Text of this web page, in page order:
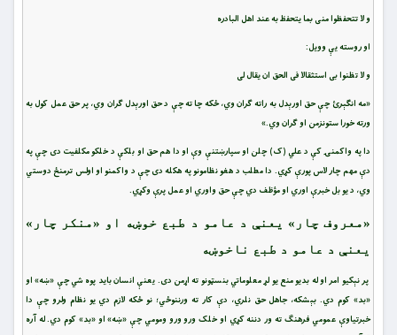
و لا تتحفظوا منى بما يتحفظ به عند اهل البادره
او روسته یې وویل:
و لا تظنوا بى استثقالا فى الحق ان يقال لى
«مه انګېرئ چې حق اورېدل به راته ګران وي، ځکه چا ته چې د حق اورېدل ګران وي، پر حق عمل کول به
ورته خورا ستونزمن او ګران وي.»
دا په واکمنۍ کې د علي (ک) چلن او سپارښتنې وې او دا هم حق او بلکې د خلکو مکلفیت دی چې په
دې مهم چار لاس پورې کړي. دا مطلب د هغو نظامونو په هکله دی چې د واکمنو او اولس ترمنځ دوستي
وي، د یو بل خبرې اوري او مؤظف دي چې حق واوري او عمل پرې وکړي.
«معروف چار» یعنې د عامو د طبع خوښه او «منکر چار»
یعنې د عامو د طبع ناخوښه
پر نېکیو امر او له بدیو منع یو لړ معلوماتي بنسټونو ته اړمن دی. یعنې انسان باید پوه شي چې «ښه» او
«بد» کوم دي. بېشکه، جاهل حق نلري، دې کار ته ورننوځي؛ نو ځکه لازم دي یو نظام ولرو چې دا
خبرتیاوې عمومي فرهنګ ته ور دننه کړي او خلک ورو ورو ومومي چې «ښه» او «بد» کوم دي. له آره